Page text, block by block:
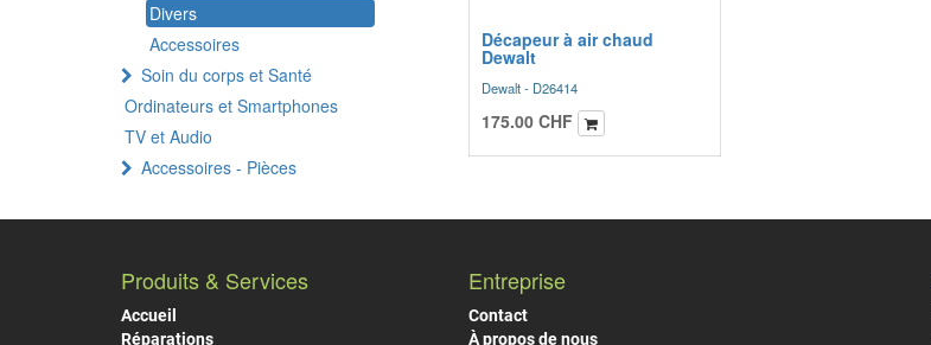
Divers
Accessoires
Soin du corps et Santé
Ordinateurs et Smartphones
TV et Audio
Accessoires - Pièces
Décapeur à air chaud
Dewalt
Dewalt - D26414
175.00CHF
Produits & Services
Accueil
Réparations
Entreprise
Contact
À propos de nous